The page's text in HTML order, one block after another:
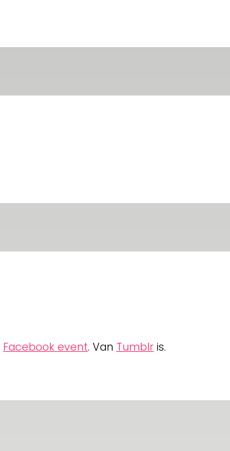
Facebook event. Van Tumblr is.